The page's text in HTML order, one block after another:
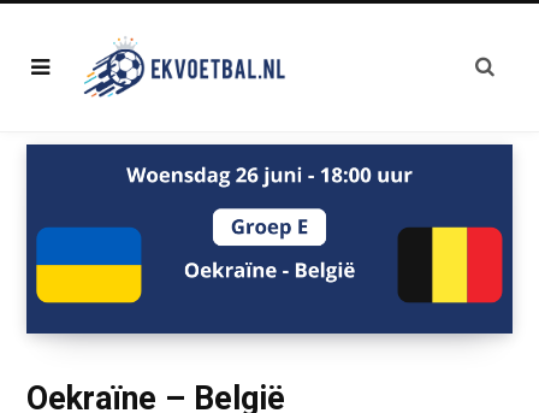
Oekraïne – België